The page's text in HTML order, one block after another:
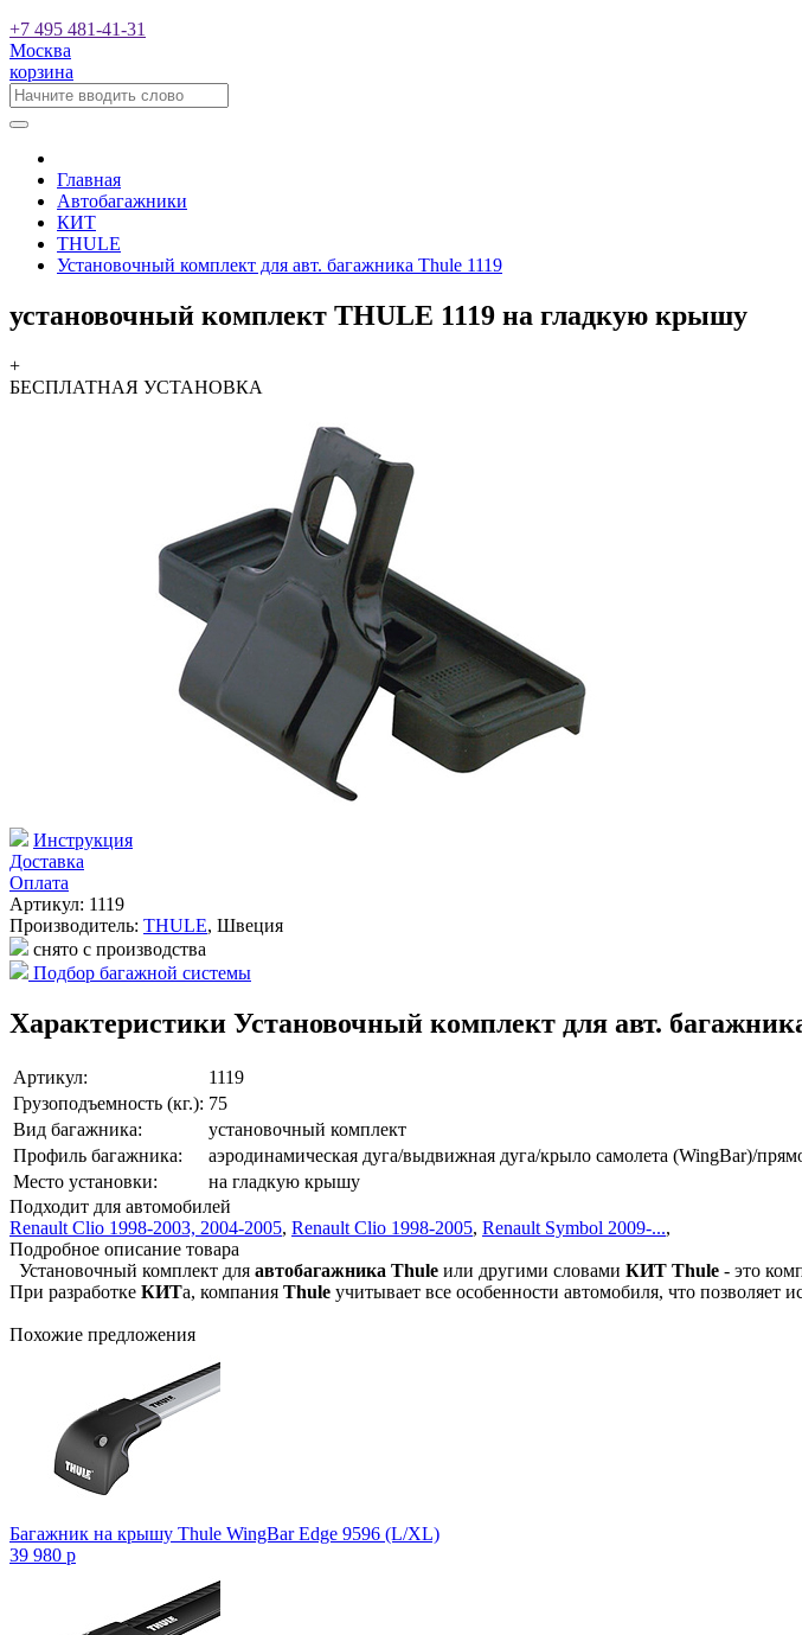
+7 495 481-41-31
Москва
корзина
Главная
Автобагажники
КИТ
THULE
Установочный комплект для авт. багажника Thule 1119
установочный комплект THULE 1119 на гладкую крышу
+
БЕСПЛАТНАЯ УСТАНОВКА
Инструкция
Доставка
Оплата
Артикул: 1119
Производитель: THULE, Швеция
снято с производства
Подбор багажной системы
Характеристики Установочный комплект для авт.
Артикул:
1119
Грузоподъемность (кг.): 75
Вид багажника:
установочный комплект
Профиль багажника:
аэродинамическая дуга/выдвижная дуга/крыло самолета (WingBar)/
Место установки:
на гладкую крышу
Подходит для автомобилей
Renault Clio 1998-2003, 2004-2005, Renault Clio 1998-2005, Renault Symbol 2009-...,
Подробное описание товара
Установочный комплект для автобагажника Thule или другими словами КИТ Thule - это
При разработке КИТа, компания Thule учитывает все особенности автомобиля, что позволяет
Похожие предложения
Багажник на крышу Thule WingBar Edge 9596 (L/XL)
39 980 p